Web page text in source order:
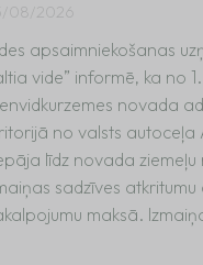
08/2026
apsaimniekošanas
vide” informē, ka no
novada
no valsts autoceļa
līdz novada
sadzīves
maksā.